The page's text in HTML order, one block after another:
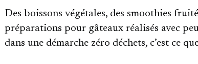
Des boissons végétales, des smoothies
préparations pour gâteaux réalisés avec
dans une démarche zéro déchets, c’est ce